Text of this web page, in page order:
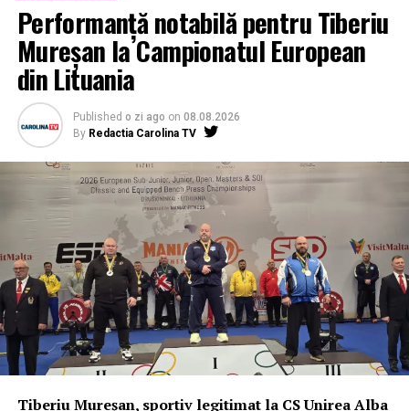
Performanță notabilă pentru Tiberiu
Mureșan la Campionatul European
din Lituania
Published o zi ago on 08.08.2026
By Redactia Carolina TV
Tiberiu Mureșan, sportiv legitimat la CS Unirea Alba